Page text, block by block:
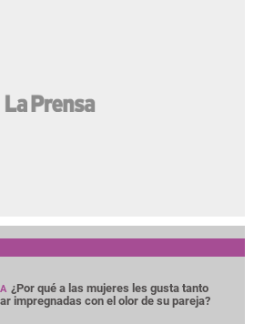
¿Por qué a las mujeres les gusta tanto
impregnadas con el olor de su pareja?